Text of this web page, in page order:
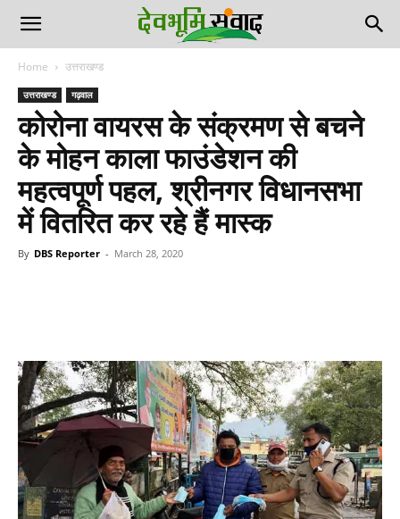
Home उत्तराखण्ड
उत्तराखण्ड गढ़वाल
कोरोना वायरस के संक्रमण से बचने
के मोहन काला फाउंडेशन की
महत्वपूर्ण पहल, श्रीनगर विधानसभा
में वितरित कर रहे हैं मास्क
By DBS Reporter - March 28, 2020